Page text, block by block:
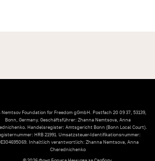
Nemtsov Foundation for Freedom gGmbH. Postfach 20 09 37, 53139,
Bonn, Germany. Geschäftsführer: Zhanna Nemtsova, Anna
Handelsregister: Amtsgericht Bonn (Bonn Local Court).
HRB 21991. Umsatzsteuer-Identifikationsnummer:
Inhaltlich verantwortlich: Zhanna Nemtsova, Anna
Cherednichenko